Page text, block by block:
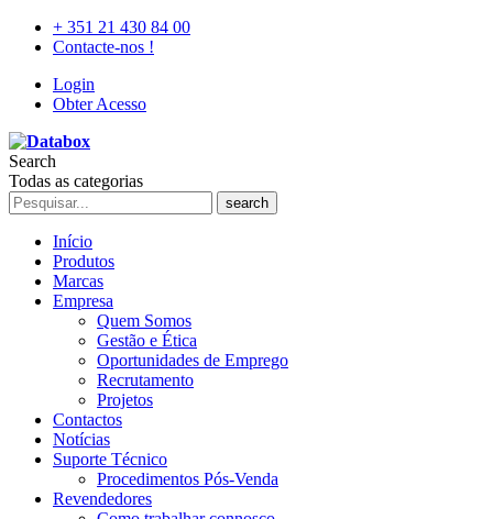
+ 351 21 430 84 00
Contacte-nos !
Login
Obter Acesso
Search
Todas as categorias
search
Início
Produtos
Marcas
Empresa
Quem Somos
Gestão e Ética
Oportunidades de Emprego
Recrutamento
Projetos
Contactos
Notícias
Suporte Técnico
Procedimentos Pós-Venda
Revendedores